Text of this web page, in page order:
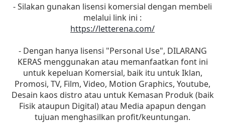
- Silakan gunakan lisensi komersial dengan membeli
melalui link ini :
https://letterena.com/
- Dengan hanya lisensi "Personal Use", DILARANG
KERAS menggunakan atau memanfaatkan font ini
untuk kepeluan Komersial, baik itu untuk Iklan,
Promosi, TV, Film, Video, Motion Graphics, Youtube,
Desain kaos distro atau untuk Kemasan Produk (baik
Fisik ataupun Digital) atau Media apapun dengan
tujuan menghasilkan profit/keuntungan.